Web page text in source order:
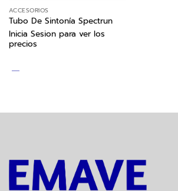
ACCESORIOS
Tubo De Sintonía Spectrun
Inicia Sesion para ver los
precios